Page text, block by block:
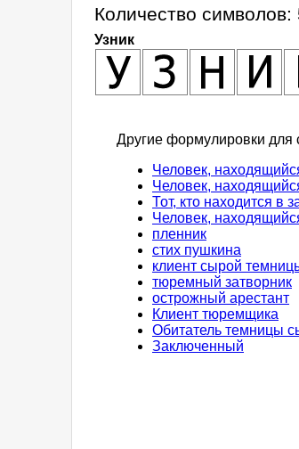
Количество символов:
Узник
Другие формулировки для
Человек,
Человек,
Тот, кто находится в
Человек,
пленник
стих пушкина
клиент сырой
тюремный затворник
острожный арестант
Клиент тюремщика
Обитатель темницы
Заключенный